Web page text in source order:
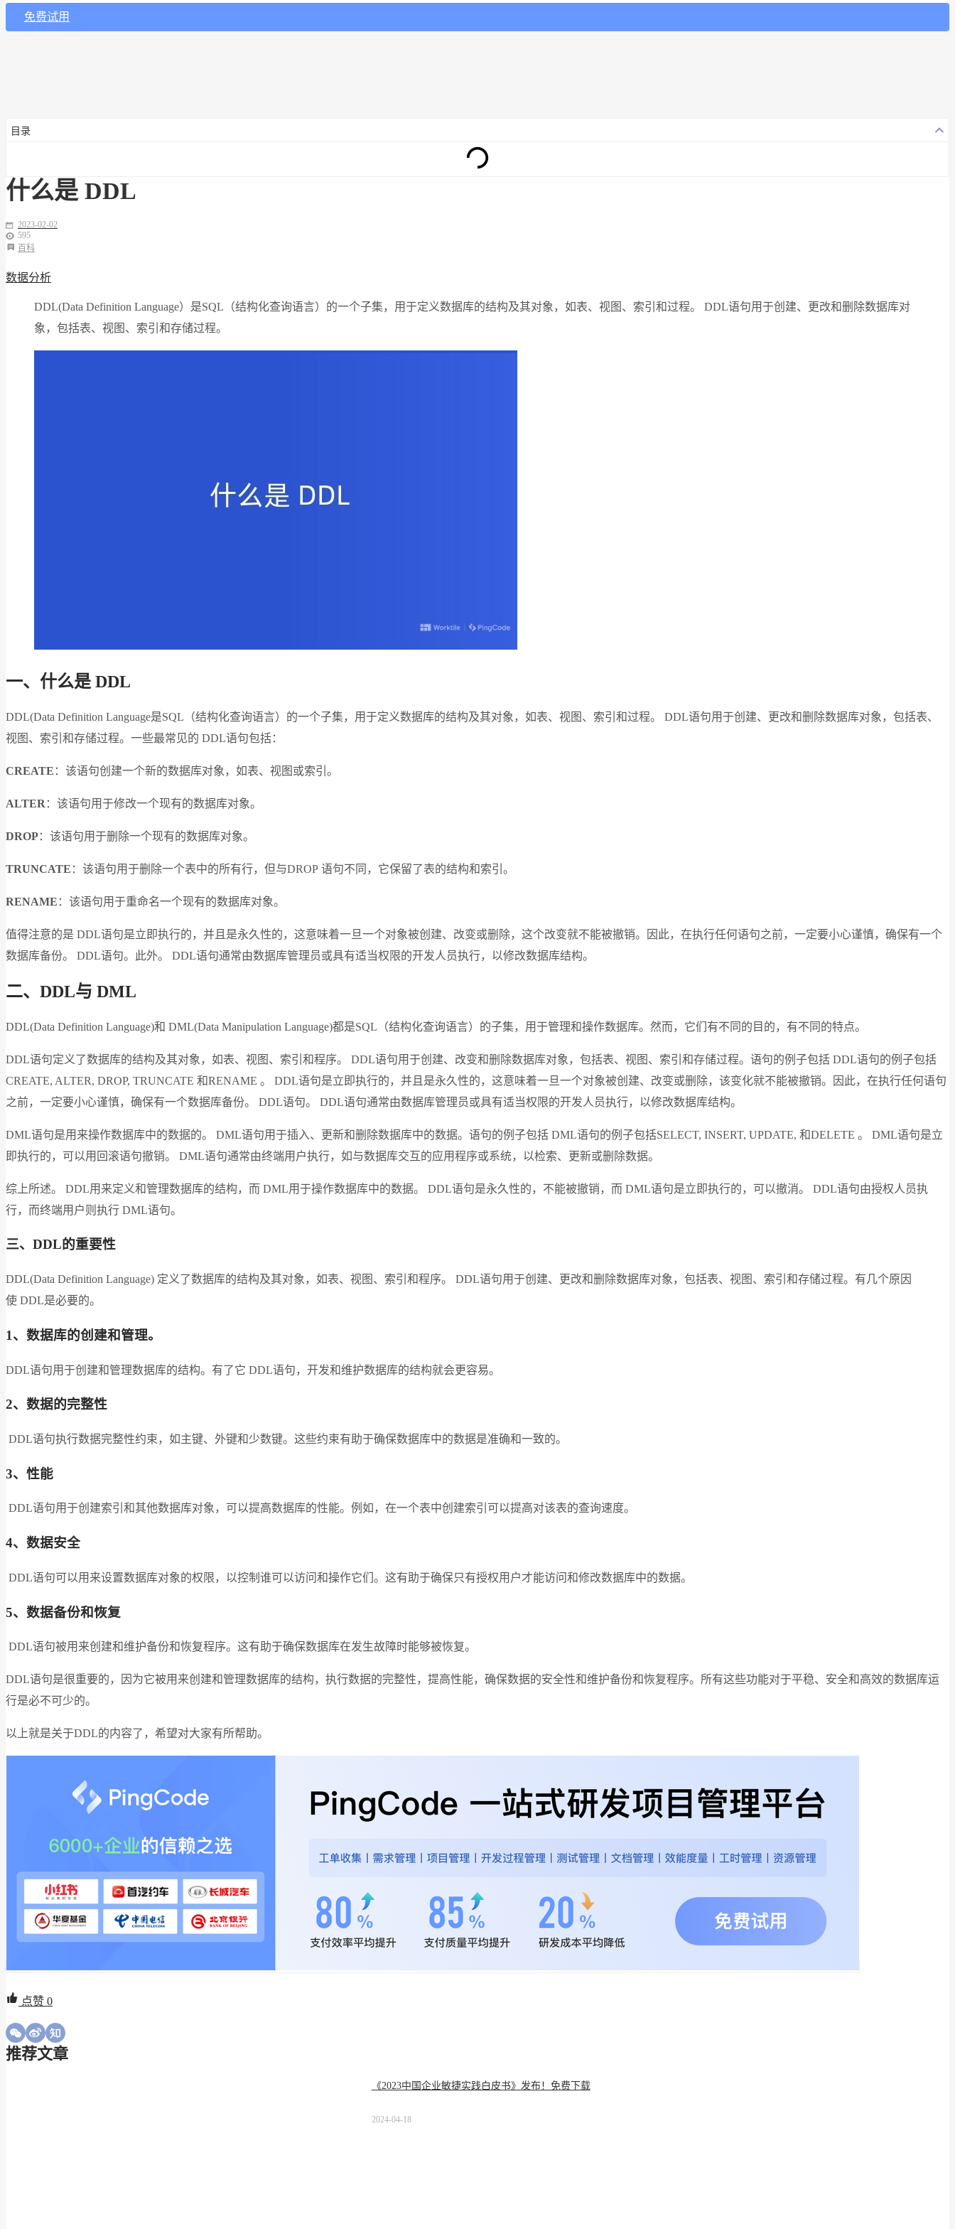
免费试用
目录
什么是 DDL
2023-02-02
595
百科
数据分析
DDL(Data Definition Language）是SQL（结构化查询语言）的一个子集，用于定义数据库的结构及其对象，如表、视图、索引和过程。 DDL语句用于创建、更改和删除数据库对
象，包括表、视图、索引和存储过程。
一、什么是 DDL
DDL(Data Definition Language是SQL（结构化查询语言）的一个子集，用于定义数据库的结构及其对象，如表、视图、索引和过程。 DDL语句用于创建、更改和删除数据库对象，包括表、
视图、索引和存储过程。一些最常见的 DDL语句包括：
CREATE ：该语句创建一个新的数据库对象，如表、视图或索引。
ALTER ：该语句用于修改一个现有的数据库对象。
DROP：该语句用于删除一个现有的数据库对象。
TRUNCATE ：该语句用于删除一个表中的所有行，但与DROP 语句不同，它保留了表的结构和索引。
RENAME ：该语句用于重命名一个现有的数据库对象。
值得注意的是 DDL语句是立即执行的，并且是永久性的，这意味着一旦一个对象被创建、改变或删除，这个改变就不能被撤销。因此，在执行任何语句之前，一定要小心谨慎，确保有一个
数据库备份。 DDL语句。此外。 DDL语句通常由数据库管理员或具有适当权限的开发人员执行，以修改数据库结构。
二、DDL与 DML
DDL(Data Definition Language)和 DML(Data Manipulation Language)都是SQL（结构化查询语言）的子集，用于管理和操作数据库。然而，它们有不同的目的，有不同的特点。
DDL语句定义了数据库的结构及其对象，如表、视图、索引和程序。 DDL语句用于创建、改变和删除数据库对象，包括表、视图、索引和存储过程。语句的例子包括 DDL语句的例子包括
CREATE, ALTER, DROP, TRUNCATE 和RENAME 。 DDL语句是立即执行的，并且是永久性的，这意味着一旦一个对象被创建、改变或删除，该变化就不能被撤销。因此，在执行任何语句
之前，一定要小心谨慎，确保有一个数据库备份。 DDL语句。 DDL语句通常由数据库管理员或具有适当权限的开发人员执行，以修改数据库结构。
DML语句是用来操作数据库中的数据的。 DML语句用于插入、更新和删除数据库中的数据。语句的例子包括 DML语句的例子包括SELECT, INSERT, UPDATE, 和DELETE 。 DML语句是立
即执行的，可以用回滚语句撤销。 DML语句通常由终端用户执行，如与数据库交互的应用程序或系统，以检索、更新或删除数据。
综上所述。 DDL用来定义和管理数据库的结构，而 DML用于操作数据库中的数据。 DDL语句是永久性的，不能被撤销，而 DML语句是立即执行的，可以撤消。 DDL语句由授权人员执
行，而终端用户则执行 DML语句。
三、DDL的重要性
DDL(Data Definition Language) 定义了数据库的结构及其对象，如表、视图、索引和程序。 DDL语句用于创建、更改和删除数据库对象，包括表、视图、索引和存储过程。有几个原因
使 DDL是必要的。
1、数据库的创建和管理。
DDL语句用于创建和管理数据库的结构。有了它 DDL语句，开发和维护数据库的结构就会更容易。
2、数据的完整性
DDL语句执行数据完整性约束，如主键、外键和少数键。这些约束有助于确保数据库中的数据是准确和一致的。
3、性能
DDL语句用于创建索引和其他数据库对象，可以提高数据库的性能。例如，在一个表中创建索引可以提高对该表的查询速度。
4、数据安全
DDL语句可以用来设置数据库对象的权限，以控制谁可以访问和操作它们。这有助于确保只有授权用户才能访问和修改数据库中的数据。
5、数据备份和恢复
DDL语句被用来创建和维护备份和恢复程序。这有助于确保数据库在发生故障时能够被恢复。
DDL语句是很重要的，因为它被用来创建和管理数据库的结构，执行数据的完整性，提高性能，确保数据的安全性和维护备份和恢复程序。所有这些功能对于平稳、安全和高效的数据库运
行是必不可少的。
以上就是关于DDL的内容了，希望对大家有所帮助。
点赞 0
推荐文章
《2023中国企业敏捷实践白皮书》发布！免费下载
2024-04-18